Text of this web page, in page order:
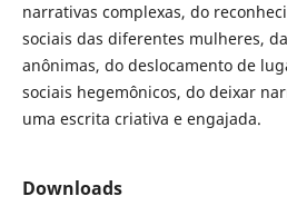
narrativas complexas, do
sociais das diferentes mulheres,
anônimas, do deslocamento de
sociais hegemônicos, do deixar
uma escrita criativa e engajada.
Downloads